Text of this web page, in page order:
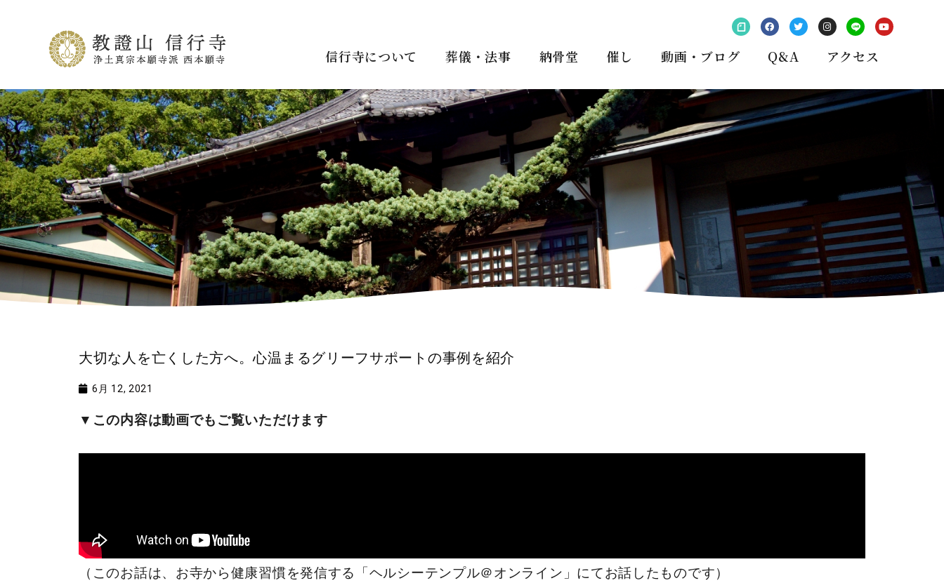
信行寺について 葬儀・法事 納骨堂 催し 動画・ブログ Q&A アクセス
大切な人を亡くした方へ。心温まるグリーフサポートの事例を紹介
6月 12, 2021
▼この内容は動画でもご覧いただけます
（このお話は、お寺から健康習慣を発信する「ヘルシーテンプル＠オンライン」にてお話したものです）